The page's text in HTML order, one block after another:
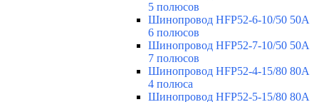
5 полюсов
Шинопровод HFP52-6-10/50 50А
6 полюсов
Шинопровод HFP52-7-10/50 50А
7 полюсов
Шинопровод HFP52-4-15/80 80A
4 полюса
Шинопровод HFP52-5-15/80 80А